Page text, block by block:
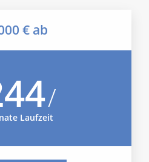
€ ab
/
Laufzeit